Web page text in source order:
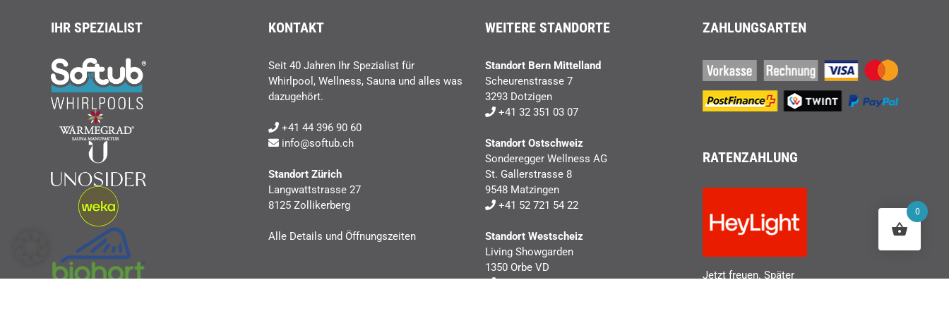
IHR SPEZIALIST KONTAKT
Seit 40 Jahren Ihr Spezialist für
Whirlpool, Wellness, Sauna und alles was
dazugehört.
+41 44 396 90 60
info@softub.ch
Standort Zürich
Langwattstrasse 27
8125 Zollikerberg
Alle Details und Öffnungszeiten
WEITERE STANDORTE
Standort Bern Mittelland
Scheurenstrasse 7
3293 Dotzigen
+41 32 351 03 07
Standort Ostschweiz
Sonderegger Wellness AG
St. Gallerstrasse 8
9548 Matzingen
+41 52 721 54 22
Standort Westscheiz
Living Showgarden
1350 Orbe VD
ZAHLUNGSARTEN
RATENZAHLUNG
Jetzt freuen. Später
0